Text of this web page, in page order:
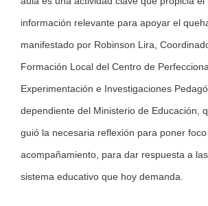
información relevante para apoyar el
manifestado por Robinson Lira,
Formación Local del Centro de
Experimentación e Investigaciones
dependiente del Ministerio de Educación,
guió la necesaria reflexión para poner
acompañamiento, para dar respuesta a
sistema educativo que hoy demanda.